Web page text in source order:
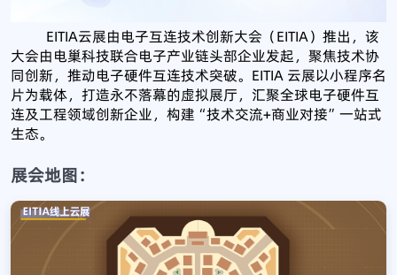
EITIA云展由电子互连技术创新大会（EITIA）推出，该
大会由电巢科技联合电子产业链头部企业发起，聚焦技术协
同创新，推动电子硬件互连技术突破。EITIA 云展以小程序名
片为载体，打造永不落幕的虚拟展厅，汇聚全球电子硬件互
连及工程领域创新企业，构建“技术交流+商业对接”一站式
生态。
展会地图：